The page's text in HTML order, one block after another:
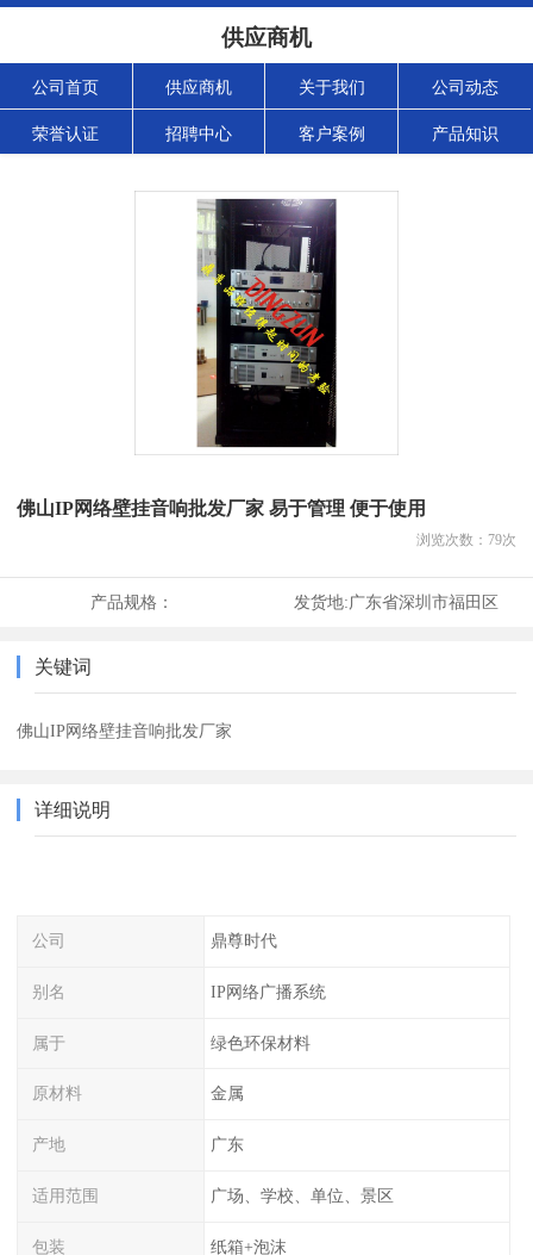
供应商机
公司首页 供应商机 关于我们 公司动态
荣誉认证 招聘中心 客户案例 产品知识
佛山IP网络壁挂音响批发厂家 易于管理 便于使用
浏览次数： 79次
产品规格： 发货地:广东省深圳市福田区
关键词
佛山IP网络壁挂音响批发厂家
详细说明
公司 鼎尊时代
别名 IP网络广播系统
属于 绿色环保材料
原材料 金属
产地 广东
适用范围 广场、学校、单位、景区
包装 纸箱+泡沫